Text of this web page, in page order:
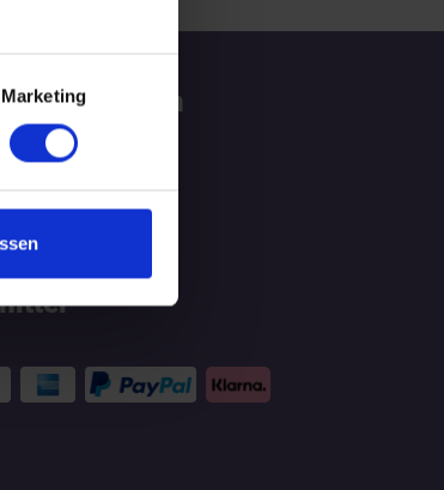
Marketing
Informationen